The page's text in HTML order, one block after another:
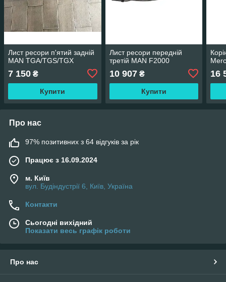
Лист ресори п'ятий задній
MAN TGA/TGS/TGX
7 150 ₴
Купити
Лист ресори передній
третій MAN F2000
10 907₴
Купити
16
Про нас
97% позитивних з 64 відгуків за рік
Працює з 16.09.2024
м. Київ
вул. Будіндустрії 6, Київ, Україна
Контакти
Сьогодні вихідний
Показати весь графік роботи
Про нас